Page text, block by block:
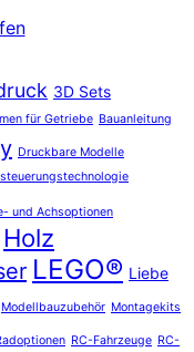
3D Sets
für Getriebe Bauanleitung
Druckbare Modelle
und Achsoptionen
Holz
LEGO® Liebe
Modellbauzubehör Montagekits
RC-Fahrzeuge RC-